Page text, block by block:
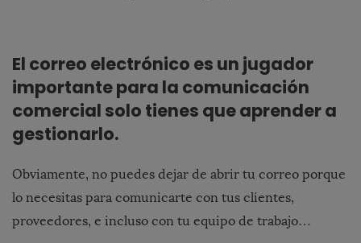
El correo electrónico es un jugador
importante para la comunicación
comercial solo tienes que aprender a
gestionarlo.
Obviamente, no puedes dejar de abrir tu correo porque
lo necesitas para comunicarte con tus clientes,
proveedores, e incluso con tu equipo de trabajo…